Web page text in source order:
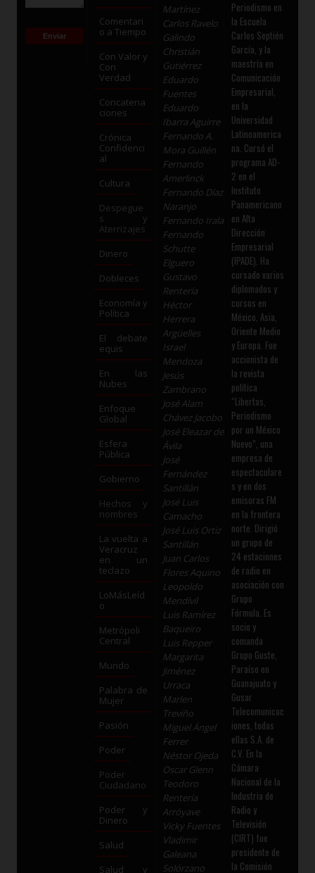
Comentari
o a Tiempo
Con Valor y
Con
Verdad
Concatena
ciones
Crónica
Confidenci
al
Cultura
Despegue
s y
Aterrizajes
Dinero
Dobleces
Economía y
Política
El debate
equis
En las
Nubes
Enfoque
Global
Esfera
Pública
Gobierno
Hechos y
nombres
La vuelta a
Veracruz
en un
teclazo
LoMásLeíd
o
Metrópoli
Central
Mundo
Palabra de
Mujer
Pasión
Poder
Poder
Ciudadano
Poder y
Dinero
Salud
Salud y
Martínez
Carlos Ravelo
Galindo
Christián
Gutiérrez
Eduardo
Fuentes
Eduardo
Ibarra Aguirre
Fernando A.
Mora Guillén
Fernando
Amerlinck
Fernando Díaz
Naranjo
Fernando Irala
Fernando
Schutte
Elguero
Gustavo
Rentería
Héctor
Herrera
Argüelles
Israel
Mendoza
Jesús
Zambrano
José Alam
Chávez Jacobo
José Eleazar de
Ávila
José
Fernández
Santillán
José Luis
Camacho
José Luis Ortiz
Santillán
Juan Carlos
Flores Aquino
Leopoldo
Mendívil
Luis Ramírez
Baqueiro
Luis Repper
Margarita
Jiménez
Urraca
Marlen
Treviño
Miguel Ángel
Ferrer
Néstor Ojeda
Oscar Glenn
Teodoro
Rentería
Arróyave
Vicky Fuentes
Vladimir
Galeana
Solórzano
Periodismo en
la Escuela
Carlos Septién
García, y la
maestría en
Comunicación
Empresarial,
en la
Universidad
Latinoamerica
na. Cursó el
programa AD-
2 en el
Instituto
Panamericano
en Alta
Dirección
Empresarial
(IPADE). Ha
cursado varios
diplomados y
cursos en
México, Asia,
Oriente Medio
y Europa. Fue
accionista de
la revista
política
“Libertas,
Periodismo
por un México
Nuevo”, una
empresa de
espectaculare
s y en dos
emisoras FM
en la frontera
norte. Dirigió
un grupo de
24 estaciones
de radio en
asociación con
Grupo
Fórmula. Es
socio y
comanda
Grupo Guste,
Paraíso en
Guanajuato y
Gusar
Telecomunicac
iones, todas
ellas S.A. de
C.V. En la
Cámara
Nacional de la
Industria de
Radio y
Televisión
(CIRT) fue
presidente de
la Comisión